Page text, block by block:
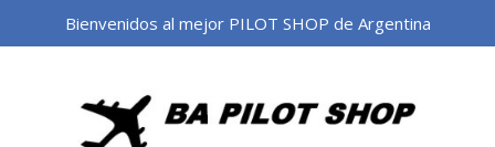
Bienvenidos al mejor PILOT SHOP de Argentina